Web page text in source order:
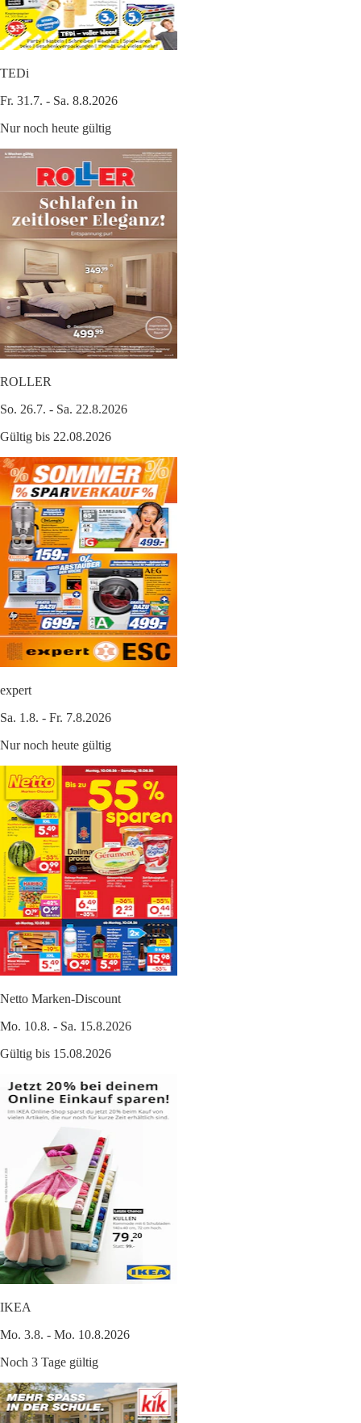
TEDi
Fr. 31.7. - Sa. 8.8.2026
Nur noch heute gültig
ROLLER
So. 26.7. - Sa. 22.8.2026
Gültig bis 22.08.2026
expert
Sa. 1.8. - Fr. 7.8.2026
Nur noch heute gültig
Netto Marken-Discount
Mo. 10.8. - Sa. 15.8.2026
Gültig bis 15.08.2026
IKEA
Mo. 3.8. - Mo. 10.8.2026
Noch 3 Tage gültig